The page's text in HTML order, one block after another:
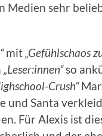
Medien sehr
mit„Gefühlschaos
„Leser:innen“so
Crush“
und Santa
Für Alexis ist